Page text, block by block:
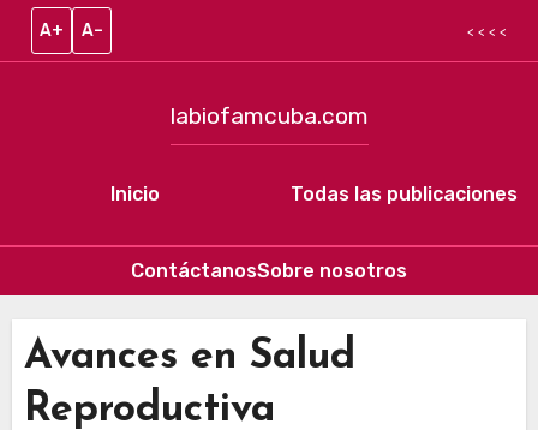
A+ A– < < < <
Inicio
labiofamcuba.com
Todas las publicaciones
ContáctanosSobre nosotros
Avances en Salud
Reproductiva